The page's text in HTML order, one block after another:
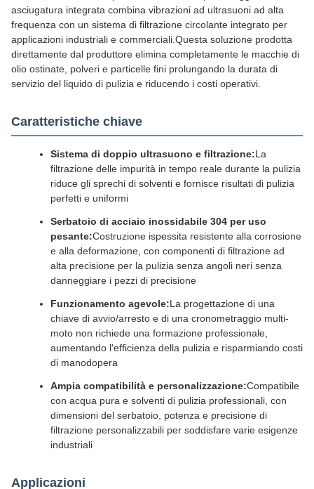
asciugatura integrata combina vibrazioni ad ultrasuoni ad alta
frequenza con un sistema di filtrazione circolante integrato per
applicazioni industriali e commerciali.Questa soluzione prodotta
direttamente dal produttore elimina completamente le macchie di
olio ostinate, polveri e particelle fini prolungando la durata di
servizio del liquido di pulizia e riducendo i costi operativi.
Caratteristiche chiave
Sistema di doppio ultrasuono e filtrazione:La
filtrazione delle impurità in tempo reale durante la pulizia
riduce gli sprechi di solventi e fornisce risultati di pulizia
perfetti e uniformi
Serbatoio di acciaio inossidabile 304 per uso
pesante:Costruzione ispessita resistente alla corrosione
e alla deformazione, con componenti di filtrazione ad
alta precisione per la pulizia senza angoli neri senza
danneggiare i pezzi di precisione
Funzionamento agevole:La progettazione di una
chiave di avvio/arresto e di una cronometraggio multi-
moto non richiede una formazione professionale,
aumentando l'efficienza della pulizia e risparmiando costi
di manodopera
Ampia compatibilità e personalizzazione:Compatibile
con acqua pura e solventi di pulizia professionali, con
dimensioni del serbatoio, potenza e precisione di
filtrazione personalizzabili per soddisfare varie esigenze
industriali
Applicazioni